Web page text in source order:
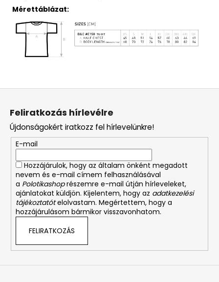
Mérettáblázat:
L
Feliratkozás hírlevélre
Újdonságokért iratkozz fel hírlevelünkre!
E-mail
Hozzájárulok, hogy az általam önként megadott
nevem és e-mail címem felhasználásával
a Polotikashoprészemre e-mail útján hírleveleket,
ajánlatokat küldjön. Kijelentem, hogy az adatkezelési
tájékoztatót elolvastam. Megértettem, hogy a
hozzájárulásom bármikor visszavonhatom.
FELIRATKOZÁS